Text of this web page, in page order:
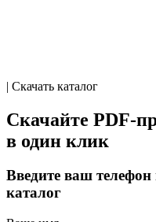
| Скачать каталог
Скачайте PDF-
в один клик
Введите ваш
каталог